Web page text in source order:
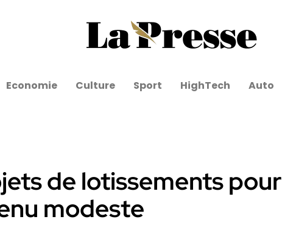
Economie Culture Sport HighTech Auto
de lotissements pour
modeste